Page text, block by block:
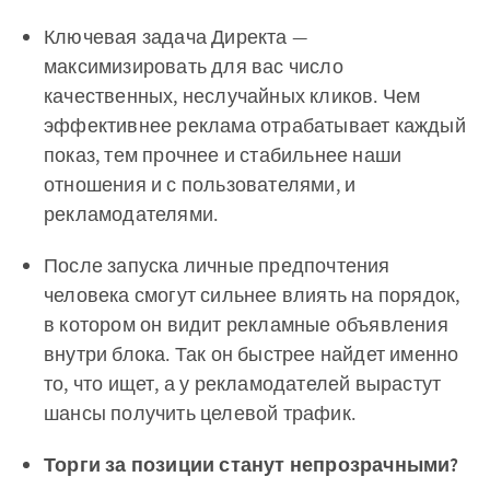
Ключевая задача Директа —
максимизировать для вас число
качественных, неслучайных кликов. Чем
эффективнее реклама отрабатывает каждый
показ, тем прочнее и стабильнее наши
отношения и с пользователями, и
рекламодателями.
После запуска личные предпочтения
человека смогут сильнее влиять на порядок,
в котором он видит рекламные объявления
внутри блока. Так он быстрее найдет именно
то, что ищет, а у рекламодателей вырастут
шансы получить целевой трафик.
Торги за позиции станут непрозрачными?